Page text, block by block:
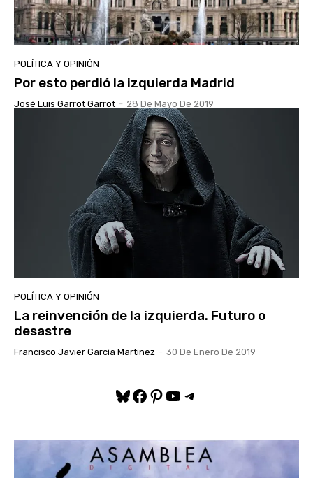
POLÍTICA Y OPINIÓN
Por esto perdió la izquierda Madrid
José Luis Garrot Garrot - 28 De Mayo De 2019
POLÍTICA Y OPINIÓN
La reinvención de la izquierda. Futuro o
desastre
Francisco Javier García Martínez - 30 De Enero De 2019
Bluesky
Facebook
Pinterest
YouTube
Telegram